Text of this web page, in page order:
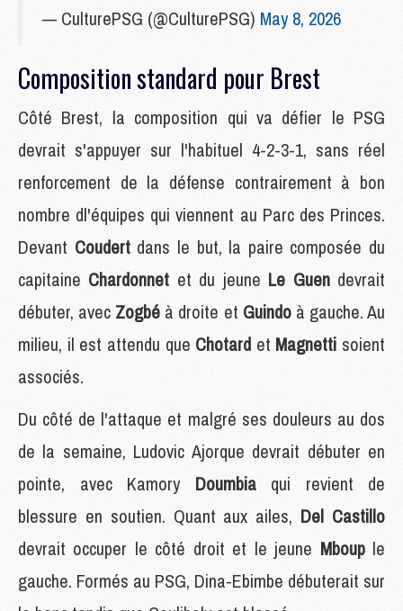
— CulturePSG (@CulturePSG) May 8, 2026
Composition standard pour Brest
Côté Brest, la composition qui va défier le PSG
devrait s'appuyer sur l'habituel 4-2-3-1, sans réel
renforcement de la défense contrairement à bon
nombre dl'équipes qui viennent au Parc des Princes.
Devant Coudert dans le but, la paire composée du
capitaine Chardonnet et du jeune Le Guen devrait
débuter, avec Zogbé à droite et Guindo à gauche. Au
milieu, il est attendu que Chotard et Magnetti soient
associés.
Du côté de l'attaque et malgré ses douleurs au dos
de la semaine, Ludovic Ajorque devrait débuter en
pointe, avec Kamory Doumbia qui revient de
blessure en soutien. Quant aux ailes, Del Castillo
devrait occuper le côté droit et le jeune Mboup le
gauche. Formés au PSG, Dina-Ebimbe débuterait sur